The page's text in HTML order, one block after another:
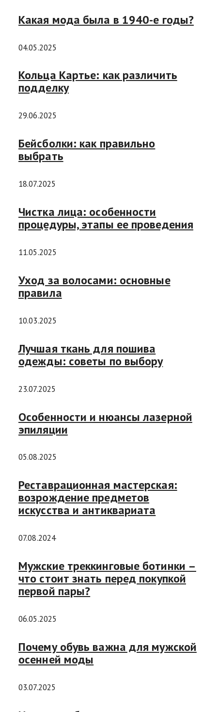
Какая мода была в 1940-е годы?
04.05.2025
Кольца Картье: как различить
подделку
29.06.2025
Бейсболки: как правильно
выбрать
18.07.2025
Чистка лица: особенности
процедуры, этапы ее проведения
11.05.2025
Уход за волосами: основные
правила
10.03.2025
Лучшая ткань для пошива
одежды: советы по выбору
23.07.2025
Особенности и нюансы лазерной
эпиляции
05.08.2025
Реставрационная мастерская:
возрождение предметов
искусства и антиквариата
07.08.2024
Мужские треккинговые ботинки –
что стоит знать перед покупкой
первой пары?
06.05.2025
Почему обувь важна для мужской
осенней моды
03.07.2025